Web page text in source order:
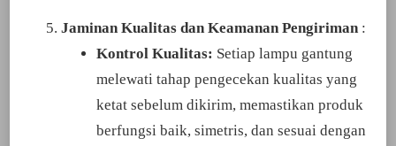
Jaminan Kualitas dan Keamanan Pengiriman :
Kontrol Kualitas: Setiap lampu gantung
melewati tahap pengecekan kualitas yang
ketat sebelum dikirim, memastikan produk
berfungsi baik, simetris, dan sesuai dengan